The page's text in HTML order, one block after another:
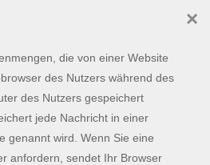
gefunden werden.
die von einer Website
des Nutzers während des
des Nutzers gespeichert
jede Nachricht in einer
genannt wird. Wenn Sie eine
anfordern, sendet Ihr Browser
×